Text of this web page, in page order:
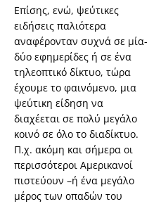
Επίσης, ενώ, ψεύτικες
ειδήσεις παλιότερα
αναφέρονταν συχνά σε μία-
δύο εφημερίδες ή σε ένα
τηλεοπτικό δίκτυο, τώρα
έχουμε το φαινόμενο, μια
ψεύτικη είδηση να
διαχέεται σε πολύ μεγάλο
κοινό σε όλο το διαδίκτυο.
Π.χ. ακόμη και σήμερα οι
περισσότεροι Αμερικανοί
πιστεύουν –ή ένα μεγάλο
μέρος των οπαδών του